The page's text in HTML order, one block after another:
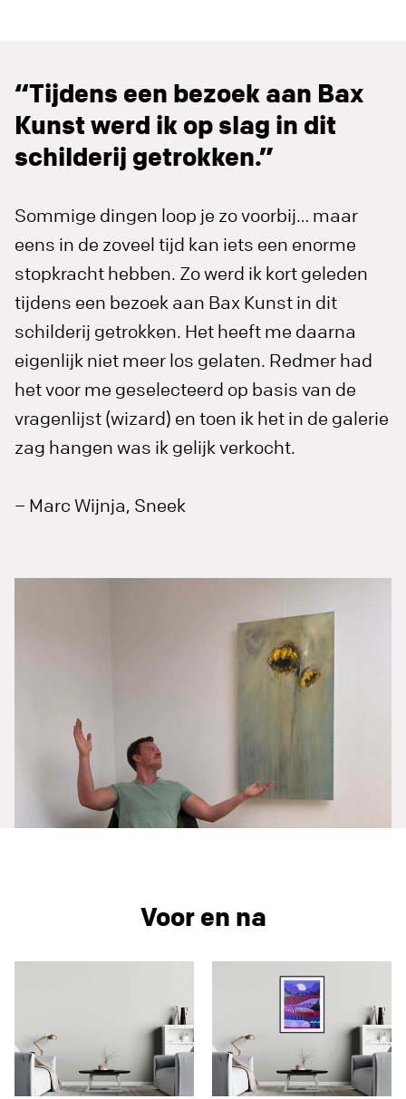
“Tijdens een bezoek aan Bax
Kunst werd ik op slag in dit
schilderij getrokken.”
Sommige dingen loop je zo voorbij… maar
eens in de zoveel tijd kan iets een enorme
stopkracht hebben. Zo werd ik kort geleden
tijdens een bezoek aan Bax Kunst in dit
schilderij getrokken. Het heeft me daarna
eigenlijk niet meer los gelaten. Redmer had
het voor me geselecteerd op basis van de
vragenlijst (wizard) en toen ik het in de galerie
zag hangen was ik gelijk verkocht.
– Marc Wijnja, Sneek
Voor en na